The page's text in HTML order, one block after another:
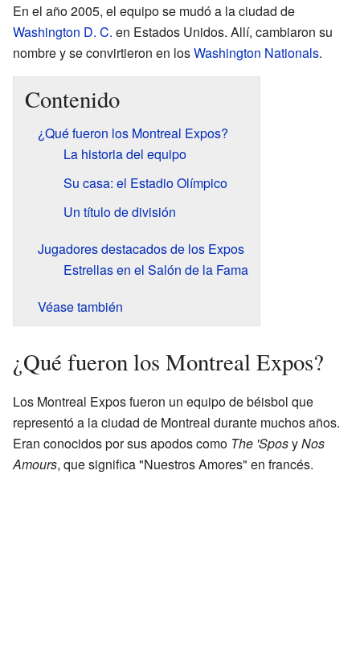
En el año 2005, el equipo se mudó a la ciudad de
Washington D. C. en Estados Unidos. Allí, cambiaron su
nombre y se convirtieron en losWashington Nationals.
Contenido
¿Qué fueron los Montreal Expos?
La historia del equipo
Su casa: el Estadio Olímpico
Un título de división
Jugadores destacados de los Expos
Estrellas en el Salón de la Fama
Véase también
¿Qué fueron los Montreal Expos?
Los Montreal Expos fueron un equipo de béisbol que
representó a la ciudad de Montreal durante muchos años.
Eran conocidos por sus apodos como The 'SposyNos
Amours, que significa "Nuestros Amores" en francés.